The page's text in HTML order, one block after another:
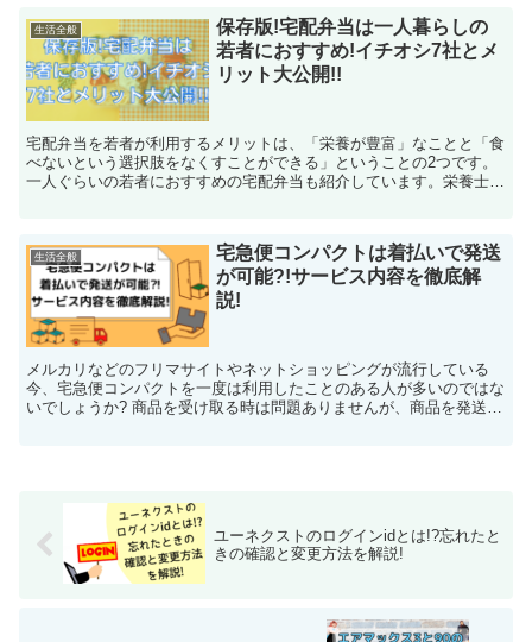
生活全般
保存版!宅配弁当は一人暮らしの
若者におすすめ!イチオシ7社とメ
リット大公開!!
宅配弁当を若者が利用するメリットは、「栄養が豊富」なことと「食
べないという選択肢をなくすことができる」ということの2つです。
一人ぐらいの若者におすすめの宅配弁当も紹介しています。栄養士や
生活全般
宅急便コンパクトは着払いで発送
が可能?!サービス内容を徹底解
説!
メルカリなどのフリマサイトやネットショッピングが流行している
今、宅急便コンパクトを一度は利用したことのある人が多いのではな
いでしょうか? 商品を受け取る時は問題ありませんが、商品を発送す
ユーネクストのログインidとは!?忘れたと
きの確認と変更方法を解説!